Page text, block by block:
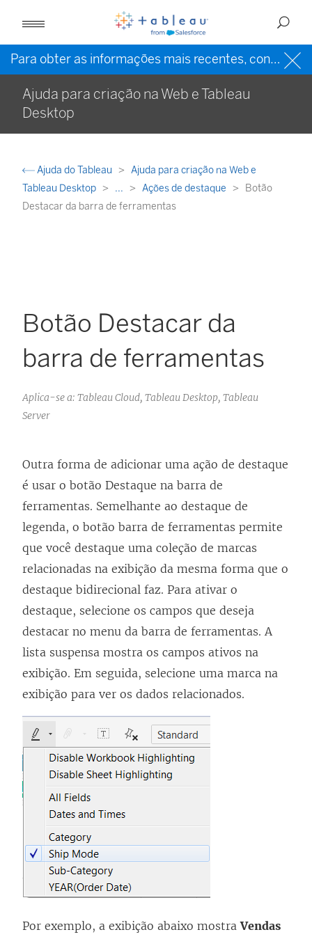
Para obter as informações mais recentes, consulte a
Ajuda para criação na Web e Tableau
Desktop
Ajuda do Tableau
Ajuda para criação na Web e
Tableau Desktop
... Ações de destaque
Botão
Destacar da barra de ferramentas
Botão Destacar da
barra de ferramentas
Aplica-se a: Tableau Cloud, Tableau Desktop, Tableau
Server
Outra forma de adicionar uma ação de destaque
é usar o botão Destaque na barra de
ferramentas. Semelhante ao destaque de
legenda, o botão barra de ferramentas permite
que você destaque uma coleção de marcas
relacionadas na exibição da mesma forma que o
destaque bidirecional faz. Para ativar o
destaque, selecione os campos que deseja
destacar no menu da barra de ferramentas. A
lista suspensa mostra os campos ativos na
exibição. Em seguida, selecione uma marca na
exibição para ver os dados relacionados.
Por exemplo, a exibição abaixo mostraVendas